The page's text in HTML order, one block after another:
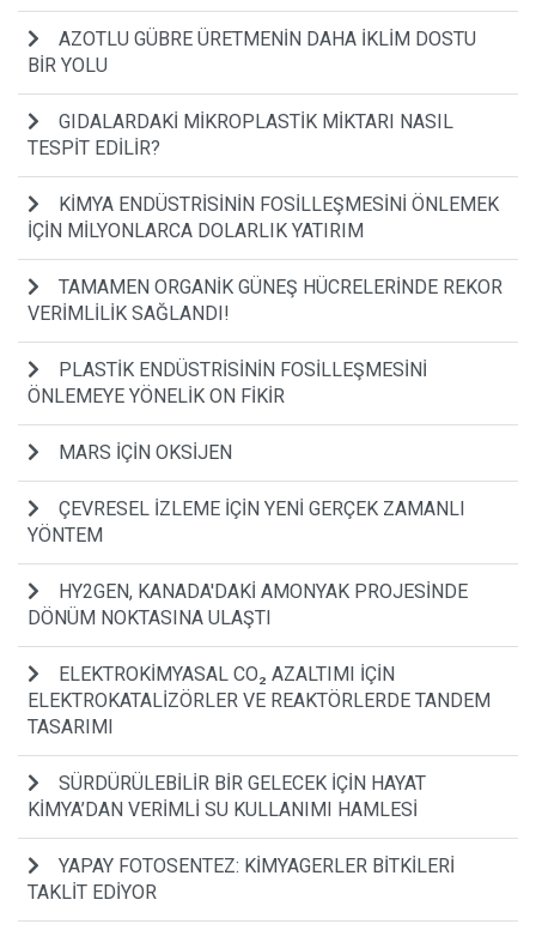
AZOTLU GÜBRE ÜRETMENİN DAHA İKLİM DOSTU
BİR YOLU
GIDALARDAKİ MİKROPLASTİK MİKTARI NASIL
TESPİT EDİLİR?
KİMYA ENDÜSTRİSİNİN FOSİLLEŞMESİNİ ÖNLEMEK
İÇİN MİLYONLARCA DOLARLIK YATIRIM
TAMAMEN ORGANİK GÜNEŞ HÜCRELERİNDE REKOR
VERİMLİLİK SAĞLANDI!
PLASTİK ENDÜSTRİSİNİN FOSİLLEŞMESİNİ
ÖNLEMEYE YÖNELİK ON FİKİR
MARS İÇİN OKSİJEN
ÇEVRESEL İZLEME İÇİN YENİ GERÇEK ZAMANLI
YÖNTEM
HY2GEN, KANADA'DAKİ AMONYAK PROJESİNDE
DÖNÜM NOKTASINA ULAŞTI
ELEKTROKİMYASAL CO₂ AZALTIMI İÇİN
ELEKTROKATALİZÖRLER VE REAKTÖRLERDE TANDEM
TASARIMI
SÜRDÜRÜLEBİLİR BİR GELECEK İÇİN HAYAT
KİMYA’DAN VERİMLİ SU KULLANIMI HAMLESİ
YAPAY FOTOSENTEZ: KİMYAGERLER BİTKİLERİ
TAKLİT EDİYOR